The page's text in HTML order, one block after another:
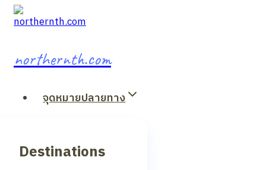
Skip
northernth.com
จุดหมายปลายทาง
Destinations